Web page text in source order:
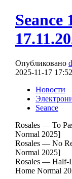
Seance
Опубликовано
2025-11-17 17:52
Новости
Seance
Rosales — To
Normal 2025]
Rosales — No
Normal 2025]
Rosales —
Home Normal